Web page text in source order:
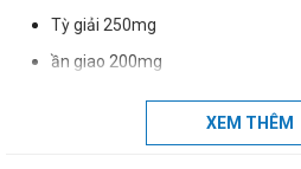
Tỳ giải 250mg
ần giao 200mg
Phòng phong 170mg
Bột mã tiền chế 20mg
XEM THÊM